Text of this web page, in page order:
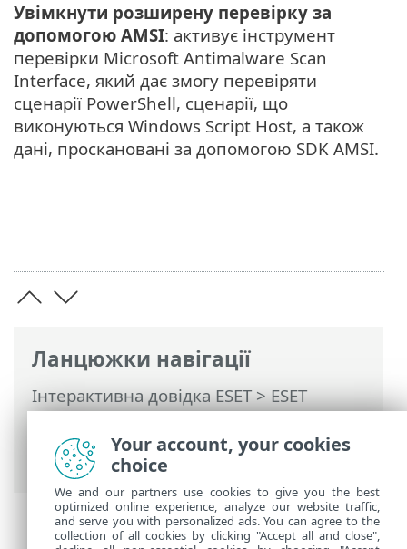
Ланцюжки навігації
Інтерактивна довідка ESET>ESET
Endpoint Security>Додаткові
параметри>Сканування> Antimalware
Scan Interface (AMSI)
Увімкнути розширену перевірку за
допомогою AMSI: активує інструмент
перевірки Microsoft Antimalware Scan
Interface, який дає змогу перевіряти
сценарії PowerShell, сценарії, що
виконуються Windows Script Host, а також
дані, проскановані за допомогою SDK AMSI.
Your account, your cookies
choice
We and our partners use cookies to give you the best
optimized online experience, analyze our website traffic,
and serve you with personalized ads. You can agree to the
collection of all cookies by clicking "Accept all and close",